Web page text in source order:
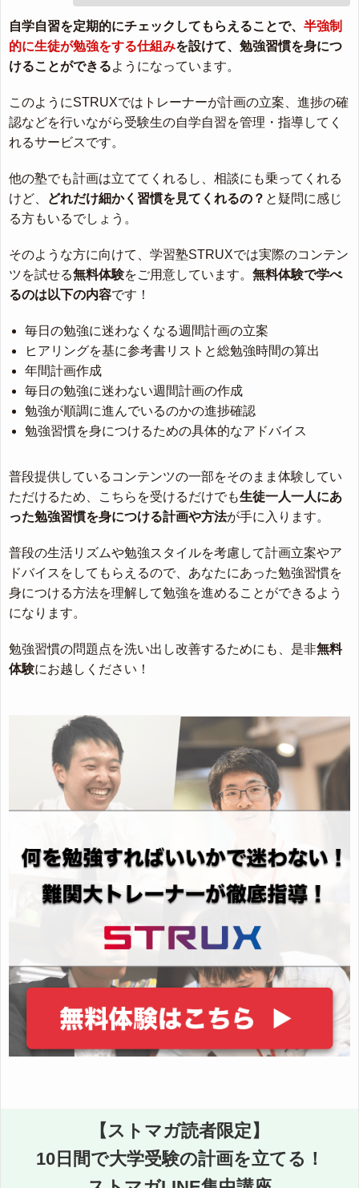
自学自習を定期的にチェックしてもらえることで、 半強制
的に生徒が勉強をする仕組みを設けて、勉強習慣を身につ
けることができるようになっています。
このようにSTRUXではトレーナーが計画の立案、進捗の確
認などを行いながら受験生の自学自習を管理・指導してく
れるサービスです。
他の塾でも計画は立ててくれるし、相談にも乗ってくれる
けど、
どれだけ細かく習慣を見てくれるの？ と疑問に感じ
る方もいるでしょう。
そのような方に向けて、学習塾STRUXでは実際のコンテン
ツを試せる無料体験をご用意しています。 無料体験で学べ
るのは以下の内容です！
毎日の勉強に迷わなくなる週間計画の立案
ヒアリングを基に参考書リストと総勉強時間の算出
年間計画作成
毎日の勉強に迷わない週間計画の作成
勉強が順調に進んでいるのかの進捗確認
勉強習慣を身につけるための具体的なアドバイス
普段提供しているコンテンツの一部をそのまま体験してい
ただけるため、こちらを受けるだけでも生徒一人一人にあ
った勉強習慣を身につける計画や方法が手に入ります。
普段の生活リズムや勉強スタイルを考慮して計画立案やア
ドバイスをしてもらえるので、あなたにあった勉強習慣を
身につける方法を理解して勉強を進めることができるよう
になります。
勉強習慣の問題点を洗い出し改善するためにも、是非無料
体験にお越しください！
【ストマガ読者限定】
10日間で大学受験の計画を立てる！